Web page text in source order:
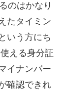
のはかなり
たタイミン
いう方にち
える身分証
イナンバー
確認できれ